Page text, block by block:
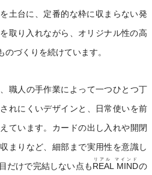
土台に、定番的な枠に収まらない発
取り入れながら、オリジナル性の高
づくりを続けています。
職人の手作業によって一つひとつ丁
れにくいデザインと、日常使いを前
ています。カードの出し入れや開閉
まりなど、細部まで実用性を意識し
だけで完結しない点もREAL MIND
リアル マインド
の